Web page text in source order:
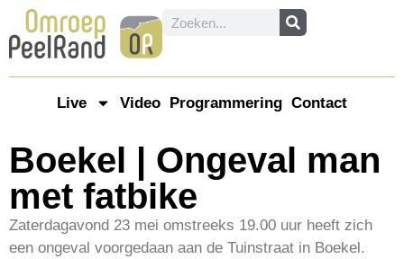
Live Video Programmering Contact
Boekel | Ongeval man
met fatbike
Zaterdagavond 23 mei omstreeks 19.00 uur heeft zich
een ongeval voorgedaan aan de Tuinstraat in Boekel.